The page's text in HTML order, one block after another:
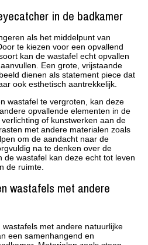
in de badkamer
als het middelpunt van
te kiezen voor een opvallend
kan de wastafel echt opvallen
Een grote, vrijstaande
dienen als statement piece dat
ook esthetisch aantrekkelijk.
wastafel te vergroten, kan deze
opvallende elementen in de
of kunstwerken aan de
met andere materialen zoals
om de aandacht naar de
na te denken over de
de wastafel kan deze echt tot leven
de ruimte.
wastafels met andere
met andere natuurlijke
een samenhangend en